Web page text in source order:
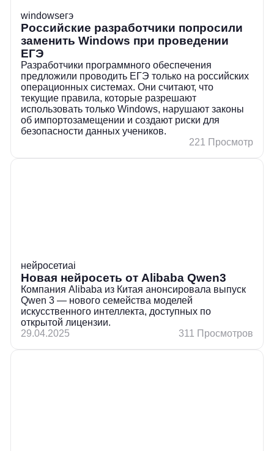
windowsегэ
Российские разработчики попросили
заменить Windows при проведении
ЕГЭ
Разработчики программного обеспечения
предложили проводить ЕГЭ только на российских
операционных системах. Они считают, что
текущие правила, которые разрешают
использовать только Windows, нарушают законы
об импортозамещении и создают риски для
безопасности данных учеников.
221 Просмотр
нейросетиai
Новая нейросеть от Alibaba Qwen3
Компания Alibaba из Китая анонсировала выпуск
Qwen 3 — нового семейства моделей
искусственного интеллекта, доступных по
открытой лицензии.
29.04.2025
311 Просмотров